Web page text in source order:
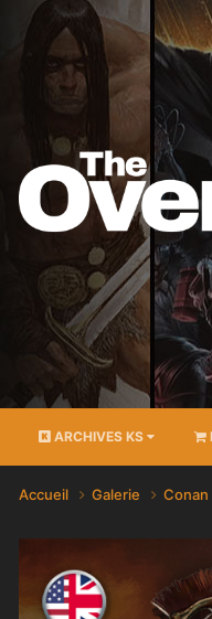
ARCHIVES KS
Accueil Galerie Conan